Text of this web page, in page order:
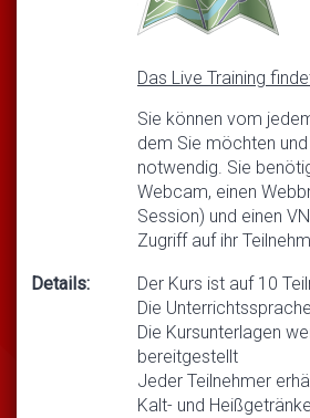
Das Live Training
Sie können vom
dem Sie möchten
notwendig. Sie
Webcam, einen
Session) und einen
Zugriff auf ihr
Details:
Der Kurs ist auf 10
Die
Die Kursunterlagen
bereitgestellt
Jeder Teilnehmer
Kalt- und